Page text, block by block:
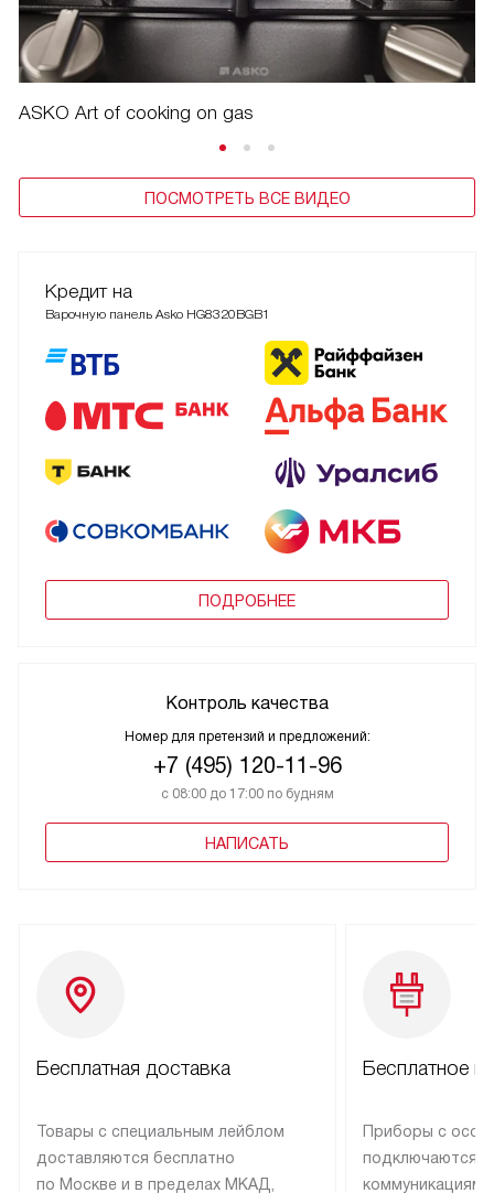
ASKO Art of cooking on gas
ПОСМОТРЕТЬ ВСЕ ВИДЕО
Кредит на
Варочную панель Asko HG8320BGB1
ПОДРОБНЕЕ
Контроль качества
Номер для претензий и предложений:
+7 (495) 120-11-96
с 08:00 до 17:00 по будням
НАПИСАТЬ
Бесплатная доставка
Товары с специальным лейблом
доставляются бесплатно
по Москве и в пределах МКАД,
Бесплатное
Приборы с
подключаются к
коммуникациям